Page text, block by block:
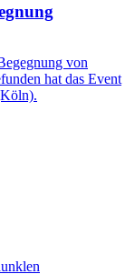
von
hat das Event